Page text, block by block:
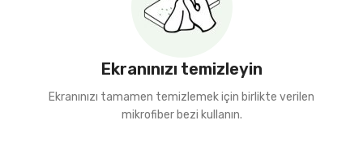
Ekranınızı temizleyin
Ekranınızı tamamen temizlemek için birlikte verilen
mikrofiber bezi kullanın.